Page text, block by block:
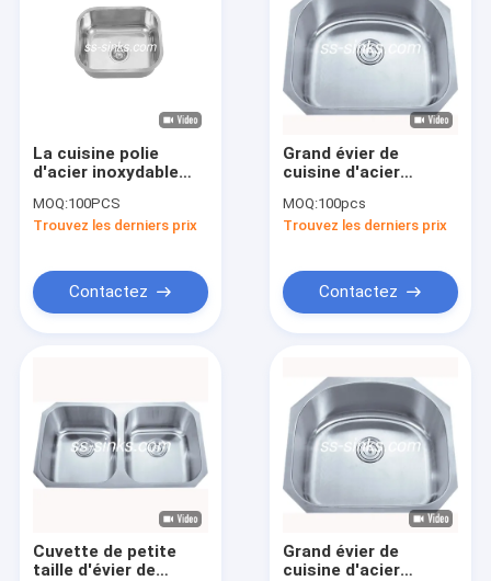
La cuisine polie
d'acier inoxydable
descendent la petite
cuvette simple 42
MOQ:100PCS
Trouvez les derniers prix
Contactez
Grand évier de
cuisine d'acier
d'Undermount de
mesure de la taille 20
MOQ:100pcs
Trouvez les derniers prix
Contactez
Cuvette de petite
taille d'évier de
Grand évier de
cuisine d'acier